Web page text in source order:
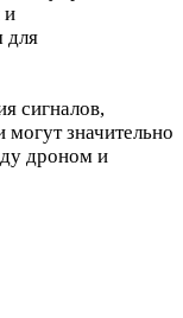
и
для
сигналов,
значительно
дроном и